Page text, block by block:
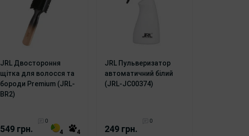
JRL Двостороння
щітка для волосся та
бороди Premium (JRL-
BR2)
0
4 4
549 грн.
JRL Пульверизатор
автоматичний білий
(JRL-JC00374)
0
249 грн.